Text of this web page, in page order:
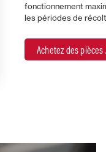
fonctionnement
les périodes de
Achetez des pièces